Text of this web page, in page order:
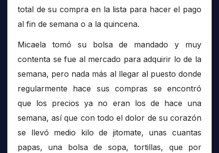
total de su compra en la lista para hacer el pago
al fin de semana o a la quincena.
Micaela tomó su bolsa de mandado y muy
contenta se fue al mercado para adquirir lo de la
semana, pero nada más al llegar al puesto donde
regularmente hace sus compras se encontró
que los precios ya no eran los de hace una
semana, así que con todo el dolor de su corazón
se llevó medio kilo de jitomate, unas cuantas
papas, una bolsa de sopa, tortillas, que por